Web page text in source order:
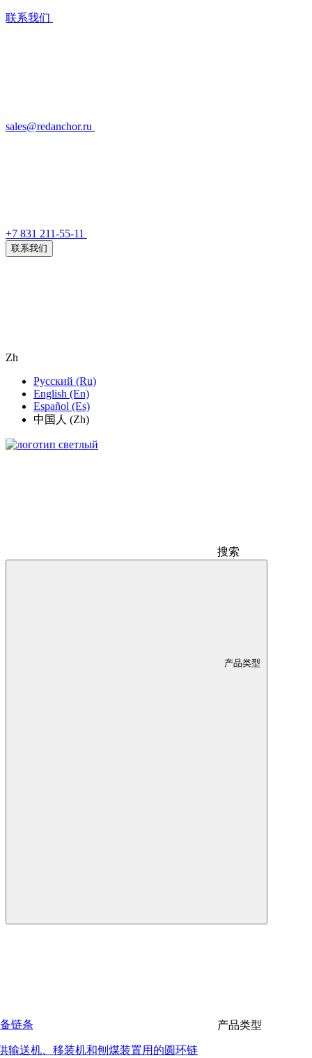
联系我们
sales@redanchor.ru
+7 831 211-55-11
联系我们
Zh
Русский (Ru)
English (En)
Español (Es)
中国人 (Zh)
搜索
产品类型
产品类型
链条
输送机、移装机和刨煤装置用的圆环链